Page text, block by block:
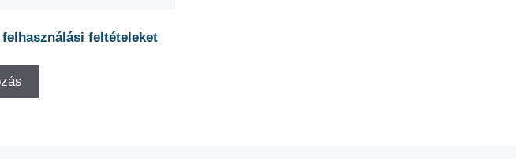
felhasználási feltételeket